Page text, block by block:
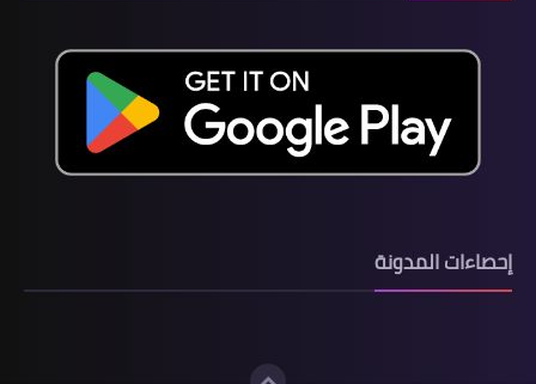
إحصاءات المدونة